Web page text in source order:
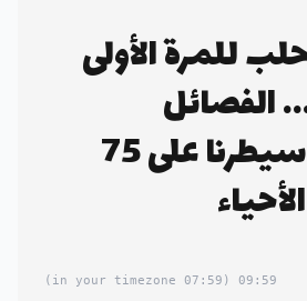
للمرة الأولى
2016... الفصائل
المسلحة: سيطرنا على 75
09:59
(07:59 in your timezone)